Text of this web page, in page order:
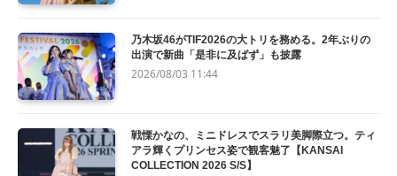
乃木坂46がTIF2026の大トリを務める。2年ぶりの
出演で新曲「是非に及ばず」も披露
2026/08/03 11:44
戦慄かなの、ミニドレスでスラリ美脚際立つ。ティ
アラ輝くプリンセス姿で観客魅了【KANSAI
COLLECTION 2026 S/S】